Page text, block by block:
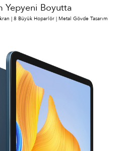
Yepyeni Boyutta
| 8 Büyük Hoparlör | Metal Gövde Tasarım